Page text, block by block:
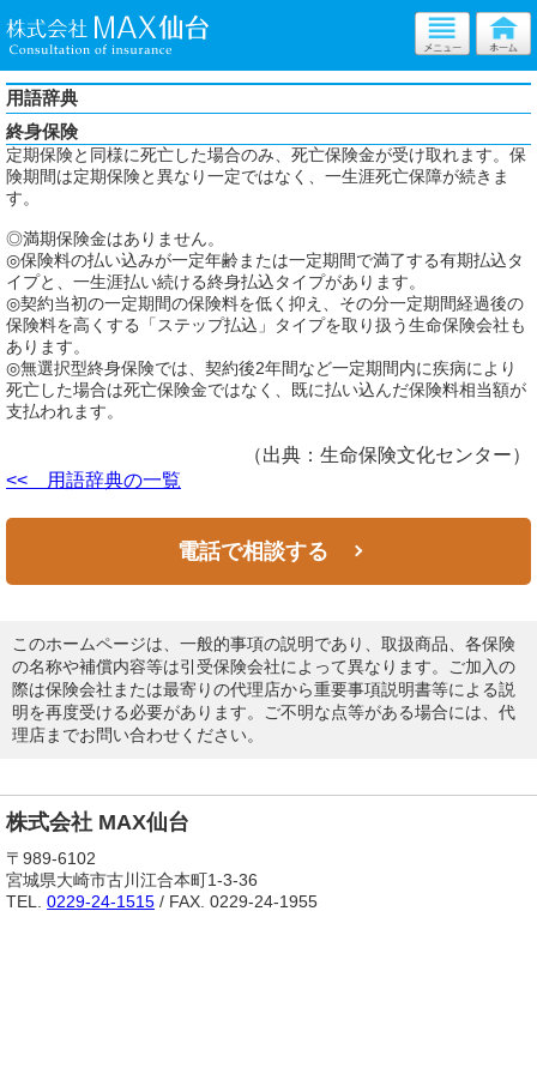
用語辞典
終身保険
定期保険と同様に死亡した場合のみ、死亡保険金が受け取れます。保
険期間は定期保険と異なり一定ではなく、一生涯死亡保障が続きま
す。
◎満期保険金はありません。
◎保険料の払い込みが一定年齢または一定期間で満了する有期払込タ
イプと、一生涯払い続ける終身払込タイプがあります。
◎契約当初の一定期間の保険料を低く抑え、その分一定期間経過後の
保険料を高くする「ステップ払込」タイプを取り扱う生命保険会社も
あります。
◎無選択型終身保険では、契約後2年間など一定期間内に疾病により
死亡した場合は死亡保険金ではなく、既に払い込んだ保険料相当額が
支払われます。
（出典：生命保険文化センター）
<< 用語辞典の一覧
電話で相談する
このホームページは、一般的事項の説明であり、取扱商品、各保険
の名称や補償内容等は引受保険会社によって異なります。ご加入の
際は保険会社または最寄りの代理店から重要事項説明書等による説
明を再度受ける必要があります。ご不明な点等がある場合には、代
理店までお問い合わせください。
株式会社 MAX仙台
〒989-6102
宮城県大崎市古川江合本町1-3-36
TEL. 0229-24-1515 / FAX. 0229-24-1955